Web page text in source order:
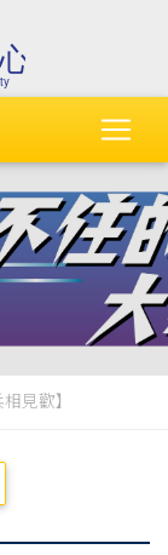
見歡】